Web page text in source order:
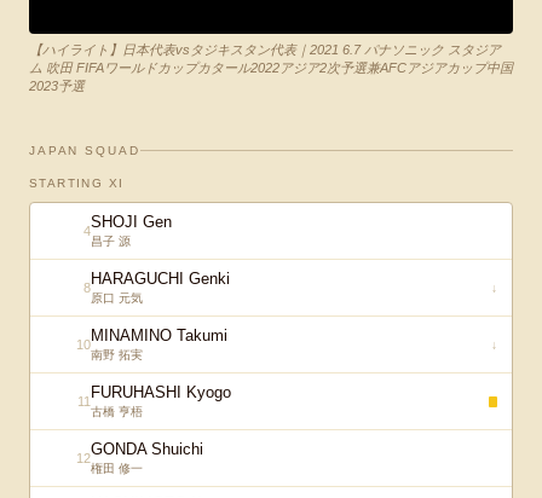
【ハイライト】日本代表vsタジキスタン代表｜2021 6.7 パナソニック スタジア
ム 吹田 FIFAワールドカップカタール2022アジア2次予選兼AFCアジアカップ中国
2023予選
JAPAN SQUAD
STARTING XI
4SHOJI Gen
昌子 源
8HARAGUCHI Genki
原口 元気
↓
10MINAMINO Takumi
南野 拓実
↓
11 FURUHASHI Kyogo
古橋 亨梧
12GONDA Shuichi
権田 修一